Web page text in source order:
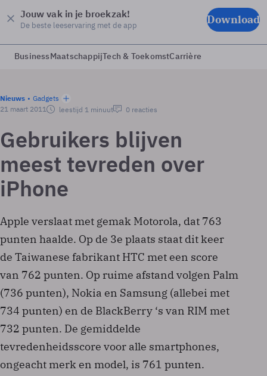
Jouw vak in je broekzak!
De beste leeservaring met de app Download
BusinessMaatschappijTech & ToekomstCarrière
Nieuws
Gadgets
21 maart 2011
leestijd 1 minuut 0 reacties
Gebruikers blijven
meest tevreden over
iPhone
Apple verslaat met gemak Motorola, dat 763
punten haalde. Op de 3e plaats staat dit keer
de Taiwanese fabrikant HTC met een score
van 762 punten. Op ruime afstand volgen Palm
(736 punten), Nokia en Samsung (allebei met
734 punten) en de BlackBerry ‘s van RIM met
732 punten. De gemiddelde
tevredenheidsscore voor alle smartphones,
ongeacht merk en model, is 761 punten.